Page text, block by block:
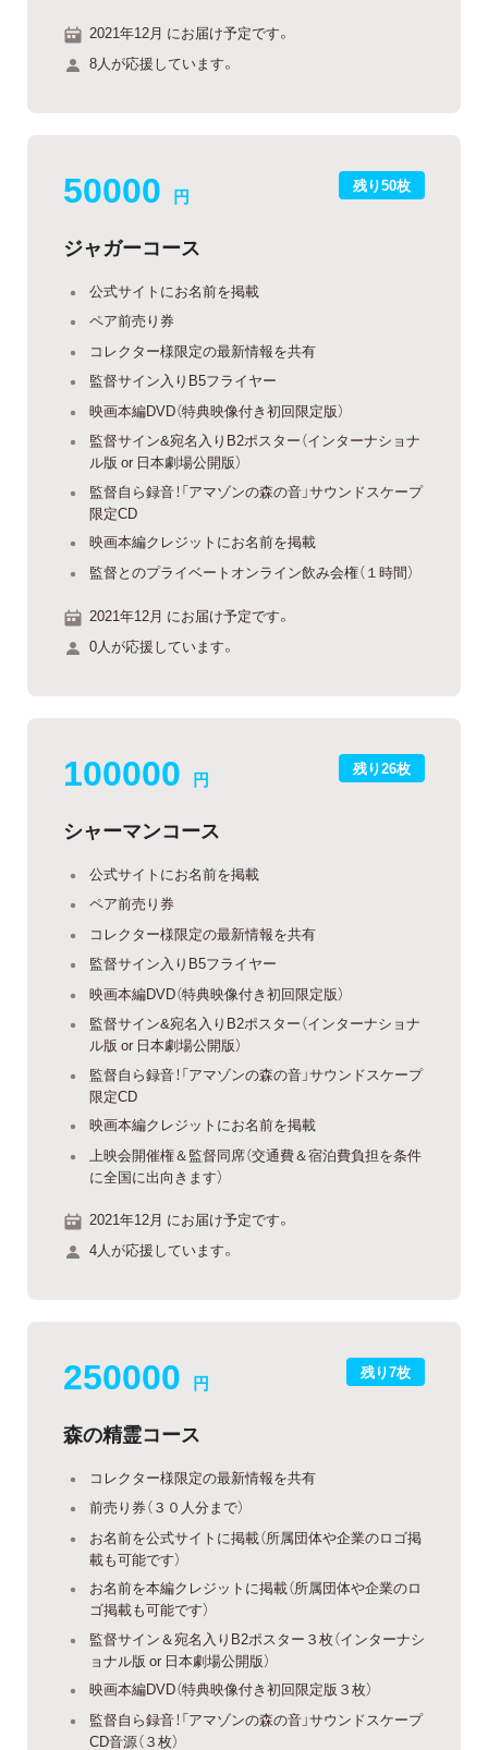
2021年12月 にお届け予定です。
8人が応援しています。
残り50枚
50000 円
ジャガーコース
公式サイトにお名前を掲載
ペア前売り券
コレクター様限定の最新情報を共有
監督サイン入りB5フライヤー
映画本編DVD（特典映像付き初回限定版）
監督サイン&宛名入りB2ポスター（インターナショナ
ル版 or 日本劇場公開版）
監督自ら録音！「アマゾンの森の音」サウンドスケープ
限定CD
映画本編クレジットにお名前を掲載
監督とのプライベートオンライン飲み会権（１時間）
2021年12月 にお届け予定です。
0人が応援しています。
残り26枚
100000 円
シャーマンコース
公式サイトにお名前を掲載
ペア前売り券
コレクター様限定の最新情報を共有
監督サイン入りB5フライヤー
映画本編DVD（特典映像付き初回限定版）
監督サイン&宛名入りB2ポスター（インターナショナ
ル版 or 日本劇場公開版）
監督自ら録音！「アマゾンの森の音」サウンドスケープ
限定CD
映画本編クレジットにお名前を掲載
上映会開催権＆監督同席（交通費＆宿泊費負担を条件
に全国に出向きます）
2021年12月 にお届け予定です。
4人が応援しています。
残り7枚
250000 円
森の精霊コース
コレクター様限定の最新情報を共有
前売り券（３０人分まで）
お名前を公式サイトに掲載（所属団体や企業のロゴ掲
載も可能です）
お名前を本編クレジットに掲載（所属団体や企業のロ
ゴ掲載も可能です）
監督サイン＆宛名入りB2ポスター３枚（インターナシ
ョナル版 or 日本劇場公開版）
映画本編DVD（特典映像付き初回限定版３枚）
監督自ら録音！「アマゾンの森の音」サウンドスケープ
CD音源（３枚）